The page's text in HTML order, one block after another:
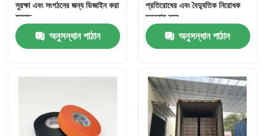
পণ্য
সুরক্ষা এবং সংগঠনের জন্য ডিজাইন করা
হয়েছে
অনুসন্ধান পাঠান
প্রতিরোধের এবং বৈদ্যুতিক নিরোধক
সরবরাহ করে
অনুসন্ধান পাঠান